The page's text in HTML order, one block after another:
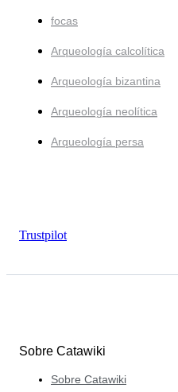
focas
Arqueología calcolítica
Arqueología bizantina
Arqueología neolítica
Arqueología persa
Trustpilot
Sobre Catawiki
Sobre Catawiki